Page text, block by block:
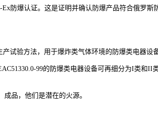
防爆认证。这是证明并确认防爆产品符合俄罗
试验方法，用于爆炸类气体环境的防爆类电器设
99的防爆类电器设备可再细分为I类和
品，他们是潜在的火源。